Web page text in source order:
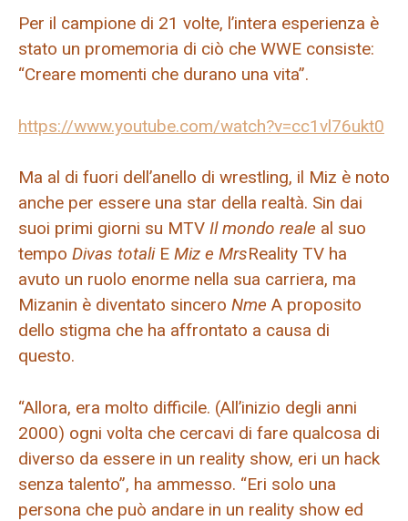
Per il campione di 21 volte, l’intera esperienza è
stato un promemoria di ciò che WWE consiste:
“Creare momenti che durano una vita”.
https://www.youtube.com/watch?v=cc1vl76ukt0
Ma al di fuori dell’anello di wrestling, il Miz è noto
anche per essere una star della realtà. Sin dai
suoi primi giorni su MTV Il mondo reale al suo
tempo Divas totaliE Miz e MrsReality TV ha
avuto un ruolo enorme nella sua carriera, ma
Mizanin è diventato sincero Nme A proposito
dello stigma che ha affrontato a causa di
questo.
“Allora, era molto difficile. (All’inizio degli anni
2000) ogni volta che cercavi di fare qualcosa di
diverso da essere in un reality show, eri un hack
senza talento”, ha ammesso. “Eri solo una
persona che può andare in un reality show ed